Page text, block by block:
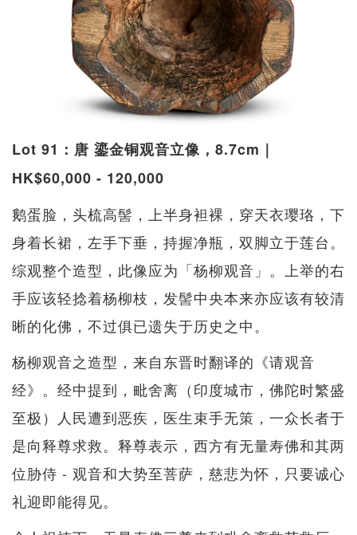
Lot 91：唐 鎏金铜观音立像，8.7cm｜
HK$60,000 - 120,000
鹅蛋脸，头梳高髻，上半身袒裸，穿天衣璎珞，下
身着长裙，左手下垂，持握净瓶，双脚立于莲台。
综观整个造型，此像应为「杨柳观音」。上举的右
手应该轻捻着杨柳枝，发髻中央本来亦应该有较清
晰的化佛，不过俱已遗失于历史之中。
杨柳观音之造型，来自东晋时翻译的《请观音
经》。经中提到，毗舍离（印度城市，佛陀时繁盛
至极）人民遭到恶疾，医生束手无策，一众长者于
是向释尊求救。释尊表示，西方有无量寿佛和其两
位胁侍 - 观音和大势至菩萨，慈悲为怀，只要诚心
礼迎即能得见。